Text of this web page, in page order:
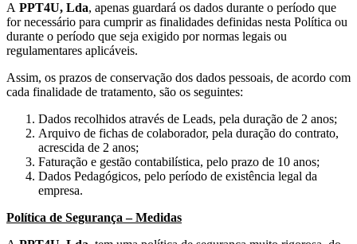
A PPT4U, Lda, apenas guardará os dados durante o período que
for necessário para cumprir as finalidades definidas nesta Política ou
durante o período que seja exigido por normas legais ou
regulamentares aplicáveis.
Assim, os prazos de conservação dos dados pessoais, de acordo com
cada finalidade de tratamento, são os seguintes:
Dados recolhidos através de Leads, pela duração de 2 anos;
Arquivo de fichas de colaborador, pela duração do contrato,
acrescida de 2 anos;
Faturação e gestão contabilística, pelo prazo de 10 anos;
Dados Pedagógicos, pelo período de existência legal da
empresa.
Política de Segurança – Medidas